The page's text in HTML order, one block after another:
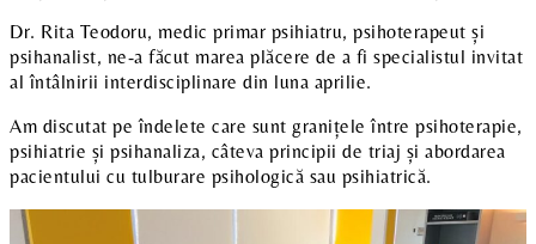
Dr. Rita Teodoru, medic primar psihiatru, psihoterapeut și
psihanalist, ne-a făcut marea plăcere de a fi specialistul invitat
al întâlnirii interdisciplinare din luna aprilie.
Am discutat pe îndelete care sunt granițele între psihoterapie,
psihiatrie și psihanaliza, câteva principii de triaj și abordarea
pacientului cu tulburare psihologică sau psihiatrică.